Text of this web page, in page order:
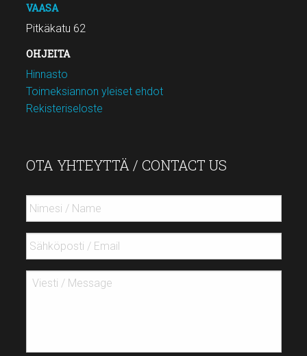
VAASA
Pitkäkatu 62
OHJEITA
Hinnasto
Toimeksiannon yleiset ehdot
Rekisteriseloste
OTA YHTEYTTÄ / CONTACT US